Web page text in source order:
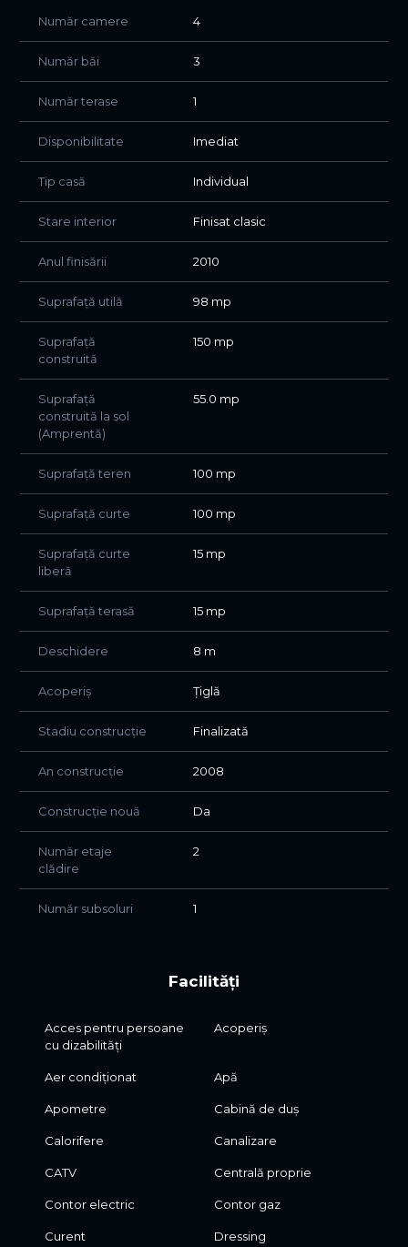
pentru birouri ,cursuri pentru limbi straine si multiple alte
activitati.
Daca se doreste inchirierea cu toate dotarile pntru salon
asa cum este acum pretul este 2000 euro sau 1600
eeuro inchirirea spatiului complet liber .
Număr camere 4
Număr băi 3
Număr terase 1
Disponibilitate Imediat
Tip casă Individual
Stare interior Finisat clasic
Anul finisării 2010
Suprafață utilă 98 mp
Suprafață
construită
150 mp
Suprafață
construită la sol
(Amprentă)
55.0 mp
Suprafață teren 100 mp
Suprafață curte 100 mp
Suprafață curte
liberă
15 mp
Suprafață terasă 15 mp
Deschidere 8 m
Acoperiș Țiglă
Stadiu construcție Finalizată
An construcție 2008
Construcție nouă Da
Număr etaje
clădire
2
Număr subsoluri 1
Facilități
Acces pentru persoane
cu dizabilități
Acoperiș
Aer condiționat Apă
Apometre Cabină de duș
Calorifere Canalizare
CATV Centrală proprie
Contor electric Contor gaz
Curent Dressing